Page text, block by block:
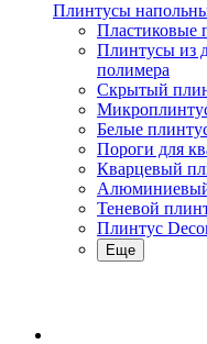
Плинтусы
Пластиковые
Плинтусы из
полимера
Скрытый
Белые
Пороги для
Кварцевый
Теневой
Плинтус
Еще